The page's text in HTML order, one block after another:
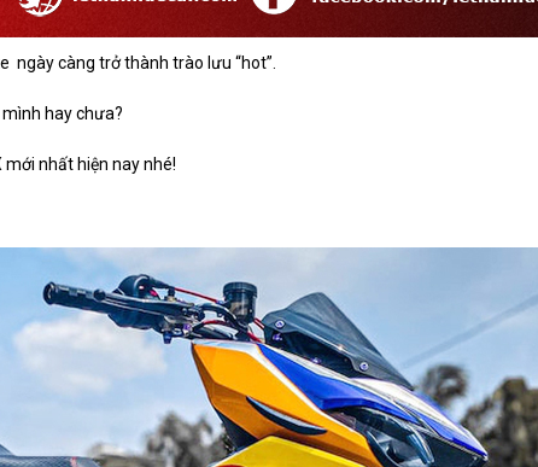
ngày càng trở thành trào lưu “hot”.
hay chưa?
nhất hiện nay nhé!